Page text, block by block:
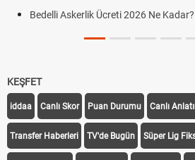
Bedelli Askerlik Ücreti 2026 Ne Kadar?
KEŞFET
iddaa Canlı Skor Puan Durumu Canlı
Transfer Haberleri TV'de Bugün Süper Lig